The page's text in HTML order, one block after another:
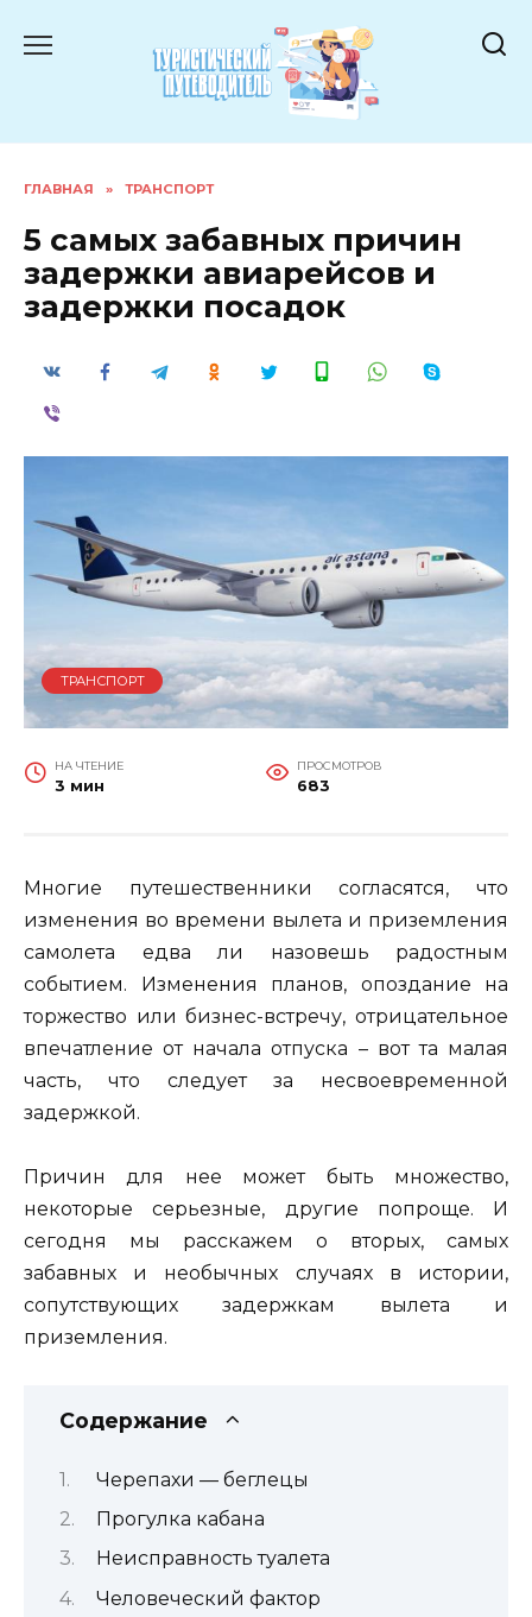
ГЛАВНАЯ » ТРАНСПОРТ
5 самых забавных причин
задержки авиарейсов и
задержки посадок
ТРАНСПОРТ
НА ЧТЕНИЕ
3 мин
ПРОСМОТРОВ
683
Многие путешественники согласятся, что
изменения во времени вылета и приземления
самолета едва ли назовешь радостным
событием. Изменения планов, опоздание на
торжество или бизнес-встречу, отрицательное
впечатление от начала отпуска – вот та малая
часть, что следует за несвоевременной
задержкой.
Причин для нее может быть множество,
некоторые серьезные, другие попроще. И
сегодня мы расскажем о вторых, самых
забавных и необычных случаях в истории,
сопутствующих задержкам вылета и
приземления.
Содержание
Черепахи — беглецы
Прогулка кабана
Неисправность туалета
Человеческий фактор